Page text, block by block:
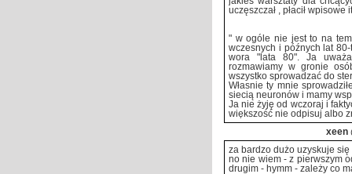
uczęszczał , płacił
" w ogóle nie jest to na
wczesnych i późnych lat
wora "lata 80". Ja
rozmawiamy w gronie
wszystko sprowadzać do
Własnie ty mnie
siecią neuronów i mamy
Ja nie żyję od wczoraj i
większość nie odpisuj albo
xeen
za bardzo dużo uzyskuje się
no nie wiem - z pierwszym
drugim - hymm - zależy co